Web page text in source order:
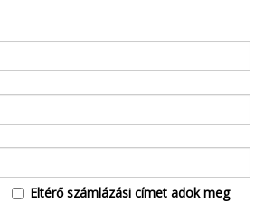
Eltérő számlázási címet adok meg